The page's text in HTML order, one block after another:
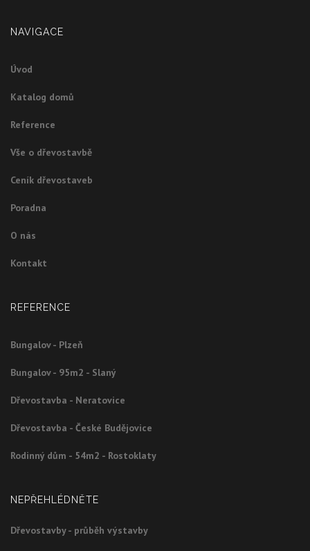
NAVIGACE
Úvod
Katalog domů
Reference
Vše o dřevostavbě
Ceník dřevostaveb
Poradna
O nás
Kontakt
REFERENCE
Bungalov - Plzeň
Bungalov - 95m2 - Slaný
Dřevostavba - Neratovice
Dřevostavba - České Budějovice
Rodinný dům - 54m2 - Rostoklaty
NEPŘEHLÉDNĚTE
Dřevostavby - průběh výstavby